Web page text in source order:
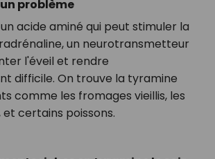
problème
acide aminé qui peut stimuler la
un neurotransmetteur
l'éveil et rendre
difficile. On trouve la tyramine
comme les fromages vieillis, les
certains poissons.